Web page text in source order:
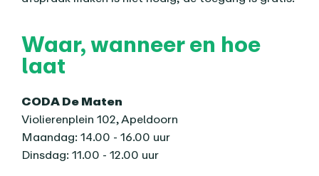
Waar, wanneer en hoe
laat
CODA De Maten
Violierenplein 102, Apeldoorn
Maandag: 14.00 - 16.00 uur
Dinsdag: 11.00 - 12.00 uur